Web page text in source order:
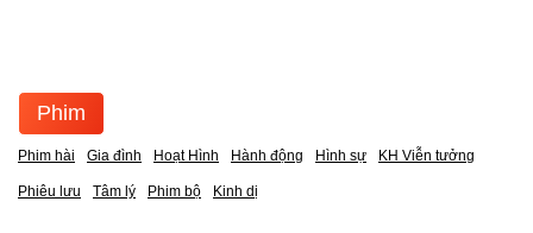
Phim
Phim hài Gia đình Hoạt Hình Hành động Hình sự KH Viễn tưởng
Phiêu lưu Tâm lý Phim bộ Kinh dị